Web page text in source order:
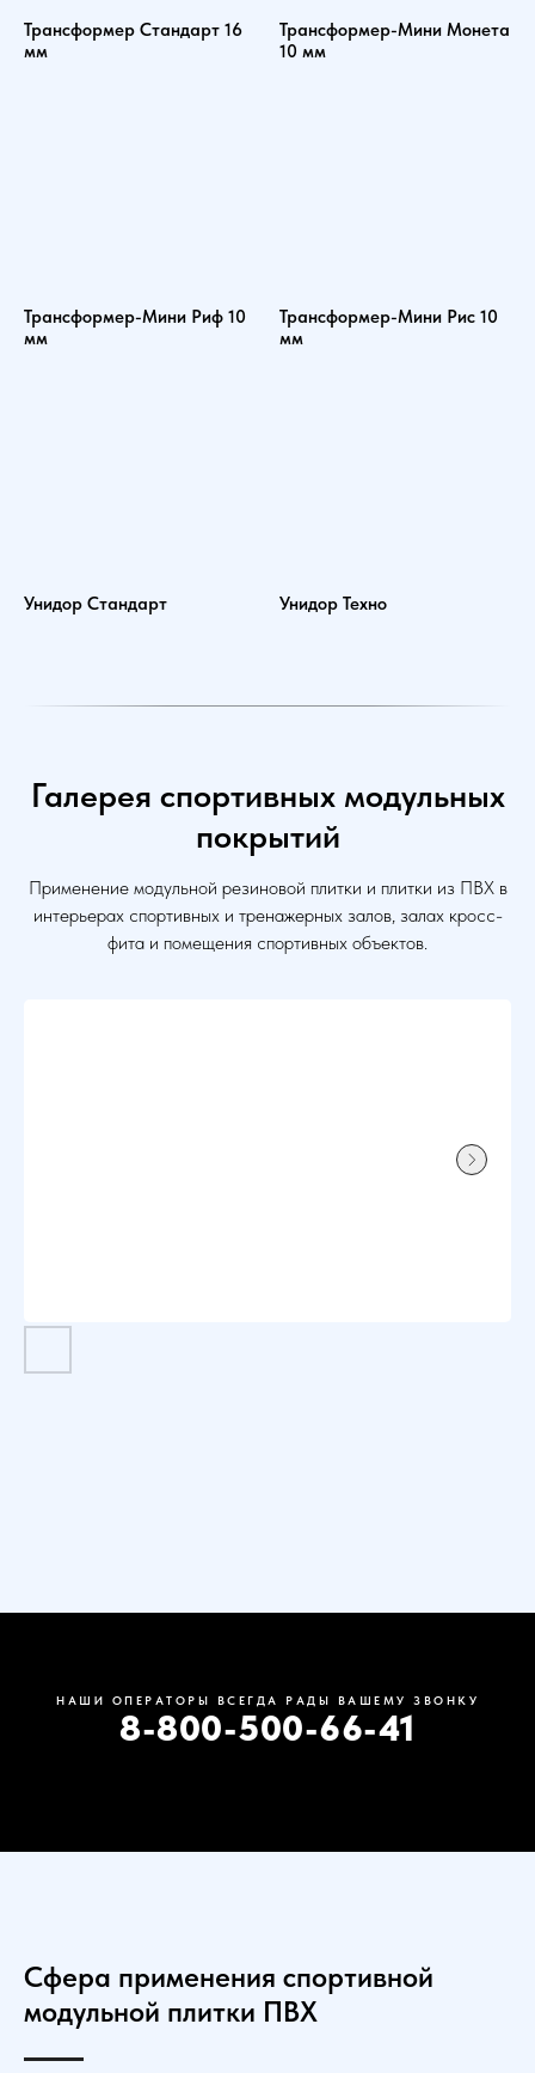
Трансформер Стандарт 16
мм
Трансформер-Мини Монета
10 мм
Трансформер-Мини Риф 10
мм
Трансформер-Мини Рис 10
мм
Унидор Стандарт Унидор Техно
Галерея спортивных модульных
покрытий
Применение модульной резиновой плитки и плитки из ПВХ в
интерьерах спортивных и тренажерных залов, залах кросс-
фита и помещения спортивных объектов.
НАШИ ОПЕРАТОРЫ ВСЕГДА РАДЫ ВАШЕМУ ЗВОНКУ
8-800-500-66-41
Сфера применения спортивной
модульной плитки ПВХ